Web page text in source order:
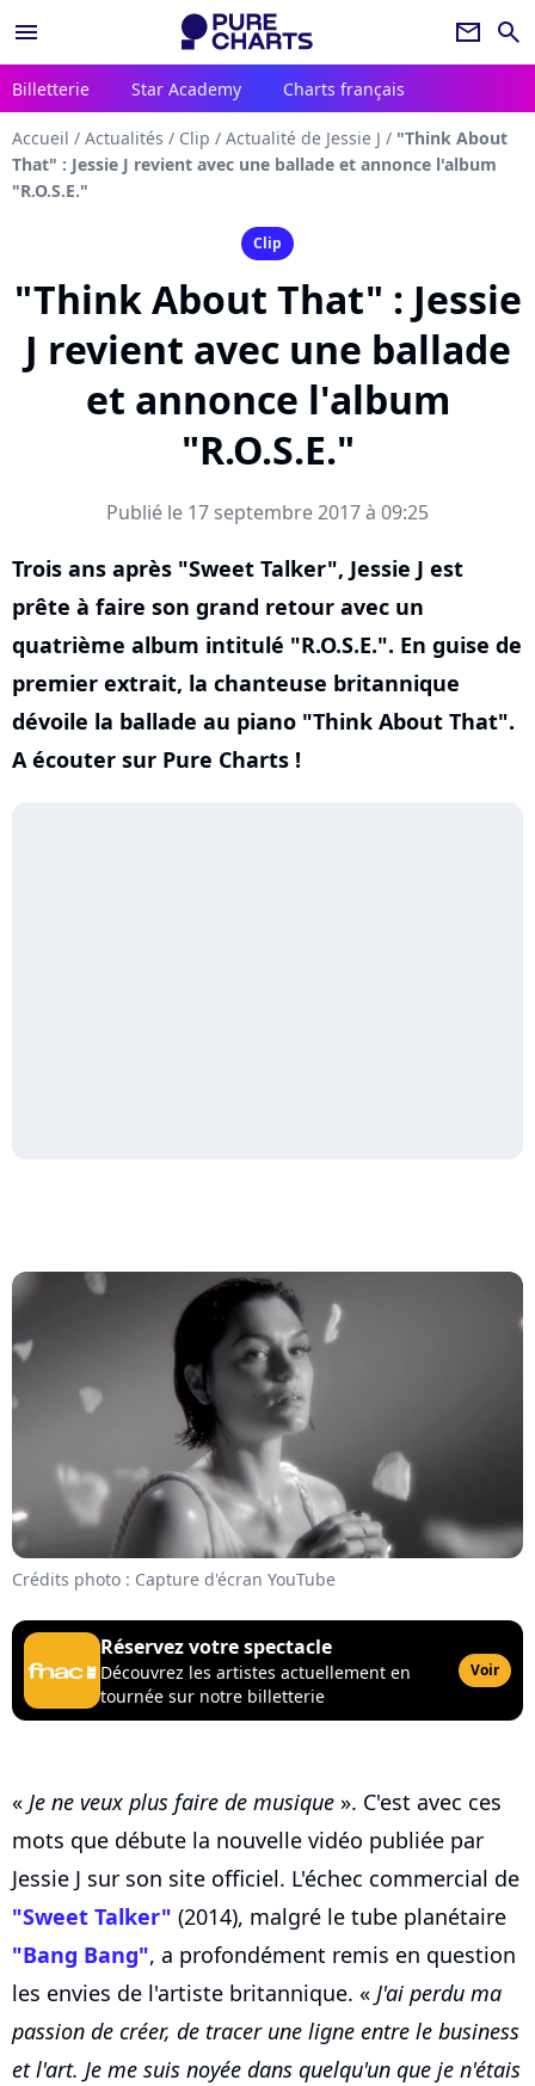
menu newsletter search
Billetterie Star Academy Charts français
Accueil / Actualités / Clip / Actualité de Jessie J / "Think About
That" : Jessie J revient avec une ballade et annonce l'album
"R.O.S.E."
Clip
"Think About That" : Jessie
J revient avec une ballade
et annonce l'album
"R.O.S.E."
Publié le 17 septembre 2017 à 09:25
Trois ans après "Sweet Talker", Jessie J est
prête à faire son grand retour avec un
quatrième album intitulé "R.O.S.E.". En guise de
premier extrait, la chanteuse britannique
dévoile la ballade au piano "Think About That".
A écouter sur Pure Charts !
Crédits photo : Capture d'écran YouTube
Réservez votre spectacle
Découvrez les artistes actuellement en
tournée sur notre billetterie
Voir
« Je ne veux plus faire de musique ». C'est avec ces
mots que débute la nouvelle vidéo publiée par
Jessie J sur son site officiel. L'échec commercial de
"Sweet Talker" (2014), malgré le tube planétaire
"Bang Bang", a profondément remis en question
les envies de l'artiste britannique. « J'ai perdu ma
passion de créer, de tracer une ligne entre le business
et l'art. Je me suis noyée dans quelqu'un que je n'étais